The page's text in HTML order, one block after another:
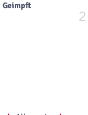
Geimpft
2